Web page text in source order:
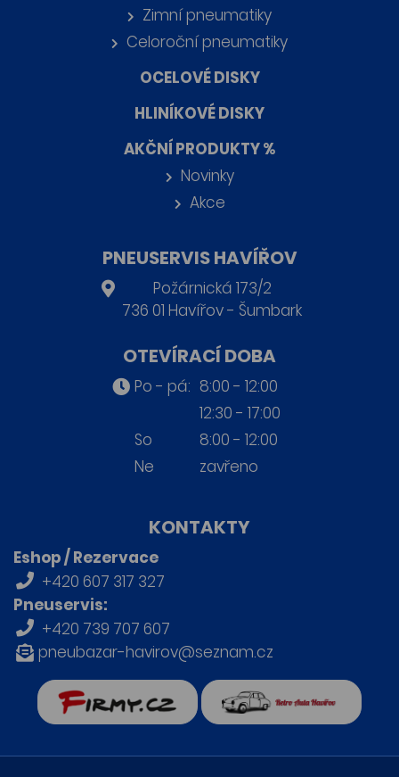
Zimní pneumatiky
Celoroční pneumatiky
OCELOVÉ DISKY
HLINÍKOVÉ DISKY
AKČNÍ PRODUKTY %
Novinky
Akce
PNEUSERVIS HAVÍŘOV
Požárnická 173/2
736 01 Havířov - Šumbark
OTEVÍRACÍ DOBA
Po - pá: 8:00 - 12:00
12:30 - 17:00
So
8:00 - 12:00
Ne
zavřeno
KONTAKTY
Eshop / Rezervace
+420 607 317 327
Pneuservis:
+420 739 707 607
pneubazar-havirov@seznam.cz
Retro auta Havířov